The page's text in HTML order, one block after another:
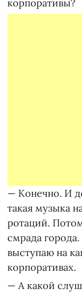
корпоративы?
— Конечно. И
такая музыка
ротаций.
смрада
выступаю на
корпоративах.
— А какой